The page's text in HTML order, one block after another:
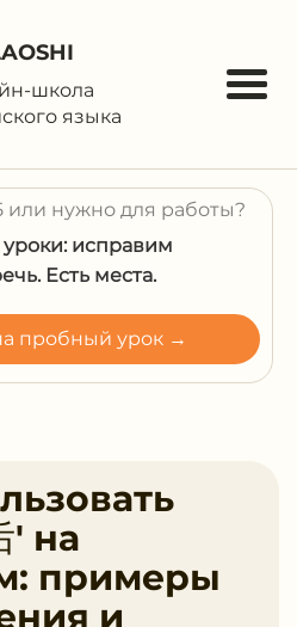
школа
языка
или нужно для работы?
исправим
Есть места.
пробный урок →
' на
примеры
и